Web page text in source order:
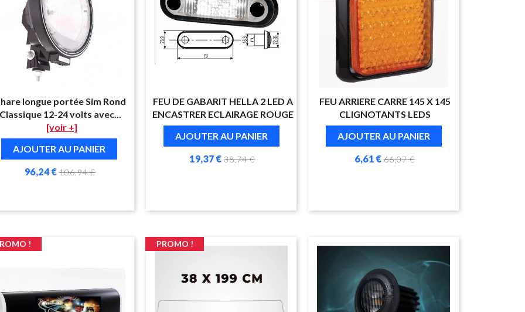
longue portée Sim Rond
Classique 12-24 volts avec...
[voir +]
AJOUTER AU PANIER
96,24 € 106,94 €
FEU DE GABARIT HELLA 2 LED A
ENCASTRER ECLAIRAGE ROUGE
AJOUTER AU PANIER
19,37 € 38,74 €
FEU ARRIERE CARRE 145 X 145
CLIGNOTANTS LEDS
AJOUTER AU PANIER
6,61 € 66,07 €
! PROMO !